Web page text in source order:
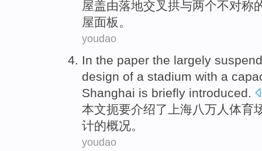
屋盖由落地交叉 拱与两个不对称
屋面板 。
youdao
In the paper the largely
design of a stadium with a
Shanghai is briefly introduced.
本文扼要介绍了 上海八万 人 体育
计的概况。
youdao